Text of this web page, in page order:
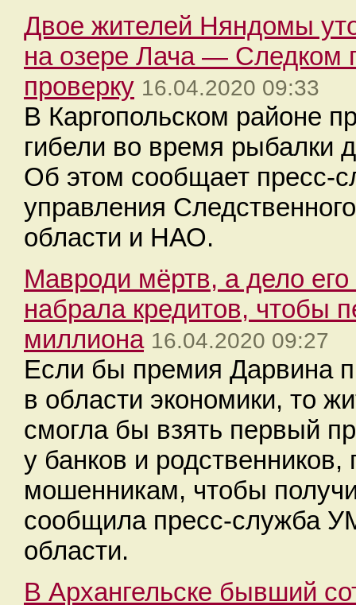
Двое жителей Няндомы
на озере Лача — Cледком
проверку 16.04.2020 09:33
В Каргопольском районе
гибели во время рыбалки
Об этом сообщает пресс-
управления
области и НАО.
Мавроди мёртв, а дело его
набрала кредитов, чтобы
миллиона 16.04.2020 09:27
Если бы премия Дарвина
в области экономики, то
смогла бы взять первый
у банков и
мошенникам, чтобы
сообщила пресс-служба
области.
В Архангельске бывший